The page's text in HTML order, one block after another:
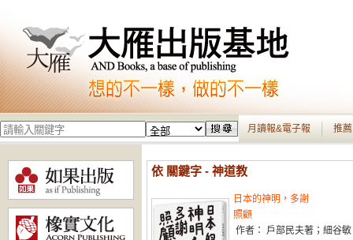
月讀報&電子報 推
依 關鍵字 - 神道教
日本的神明，多謝
照顧
作者： 戶部民夫著；細谷敏